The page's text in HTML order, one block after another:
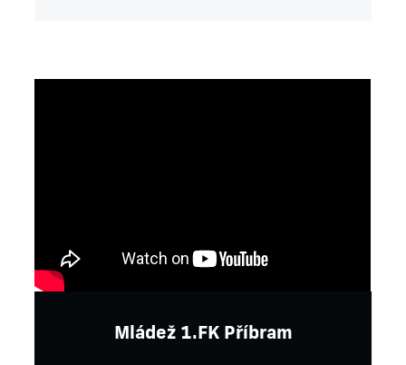
Mládež 1.FK Příbram